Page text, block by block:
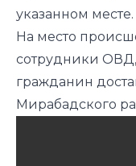
указанном месте.
На место
сотрудники
гражданин
Мирабадского